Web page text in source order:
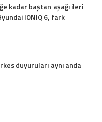
kadar baştan aşağı ileri
IONIQ 6, fark
duyuruları aynı anda